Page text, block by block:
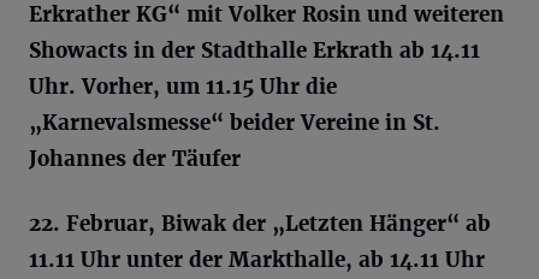
Erkrather KG“ mit Volker Rosin und weiteren
Showacts in der Stadthalle Erkrath ab 14.11
Uhr. Vorher, um 11.15 Uhr die
„Karnevalsmesse“ beider Vereine in St.
Johannes der Täufer
22. Februar, Biwak der „Letzten Hänger“ ab
11.11 Uhr unter der Markthalle, ab 14.11 Uhr